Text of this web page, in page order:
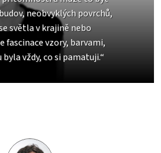
neobvyklých povrchů,
světla v krajině nebo
fascinace vzory, barvami,
vždy, co si pamatuji.“